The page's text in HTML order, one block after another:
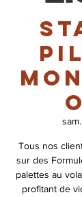
Tous nos
sur des
palettes au
profitant de